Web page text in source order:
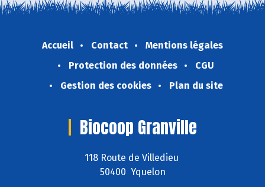
Accueil Contact
Mentions légales
Protection des données
CGU
Gestion des cookies
Plan du site
Biocoop Granville
118 Route de Villedieu
50400 Yquelon